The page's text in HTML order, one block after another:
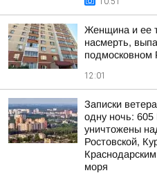
Женщина и ее
насмерть,
подмосковном
12:01
Записки
одну ночь:
уничтожены
Ростовской,
моря